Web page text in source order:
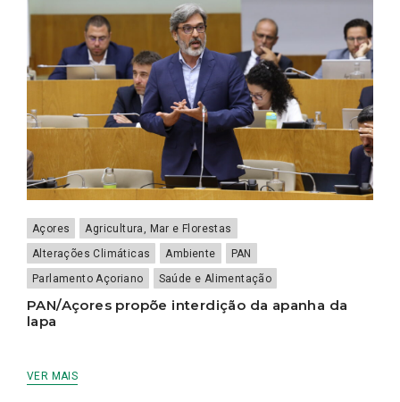
Açores
Agricultura, Mar e Florestas
Alterações Climáticas
Ambiente
PAN
Parlamento Açoriano
Saúde e Alimentação
PAN/Açores propõe interdição da apanha da
lapa
VER MAIS